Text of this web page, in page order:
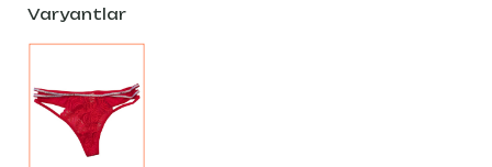
Varyantlar